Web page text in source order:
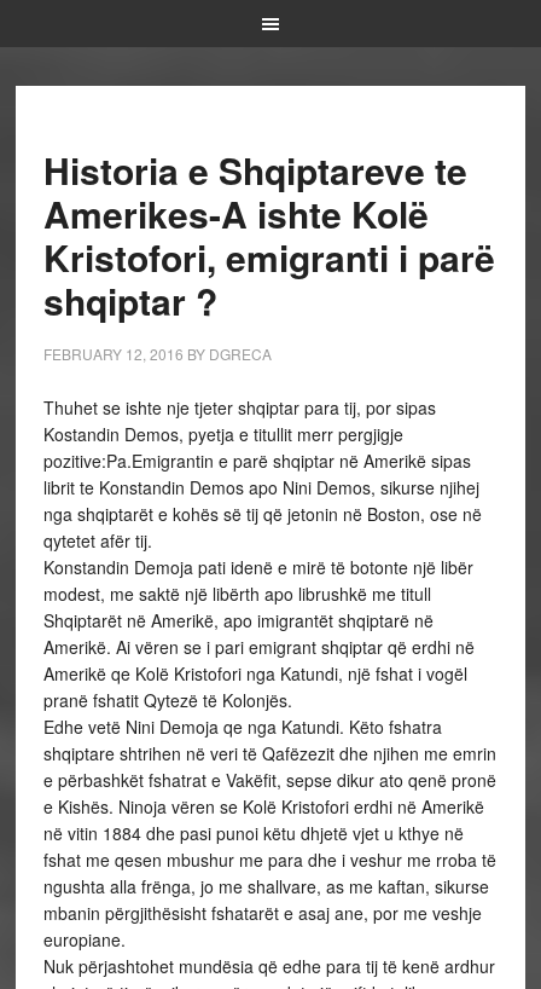
Historia e Shqiptareve te
Amerikes-A ishte Kolë
Kristofori, emigranti i parë
shqiptar ?
FEBRUARY 12, 2016 BY DGRECA
Thuhet se ishte nje tjeter shqiptar para tij, por sipas
Kostandin Demos, pyetja e titullit merr pergjigje
pozitive:Pa.Emigrantin e parë shqiptar në Amerikë sipas
librit te Konstandin Demos apo Nini Demos, sikurse njihej
nga shqiptarët e kohës së tij që jetonin në Boston, ose në
qytetet afër tij.
Konstandin Demoja pati idenë e mirë të botonte një libër
modest, me saktë një libërth apo librushkë me titull
Shqiptarët në Amerikë, apo imigrantët shqiptarë në
Amerikë. Ai vëren se i pari emigrant shqiptar që erdhi në
Amerikë qe Kolë Kristofori nga Katundi, një fshat i vogël
pranë fshatit Qytezë të Kolonjës.
Edhe vetë Nini Demoja qe nga Katundi. Këto fshatra
shqiptare shtrihen në veri të Qafëzezit dhe njihen me emrin
e përbashkët fshatrat e Vakëfit, sepse dikur ato qenë pronë
e Kishës. Ninoja vëren se Kolë Kristofori erdhi në Amerikë
në vitin 1884 dhe pasi punoi këtu dhjetë vjet u kthye në
fshat me qesen mbushur me para dhe i veshur me rroba të
ngushta alla frënga, jo me shallvare, as me kaftan, sikurse
mbanin përgjithësisht fshatarët e asaj ane, por me veshje
europiane.
Nuk përjashtohet mundësia që edhe para tij të kenë ardhur